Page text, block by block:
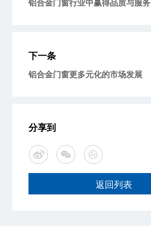
下一条
铝合金门窗更多元化的市场发展
分享到
返回列表